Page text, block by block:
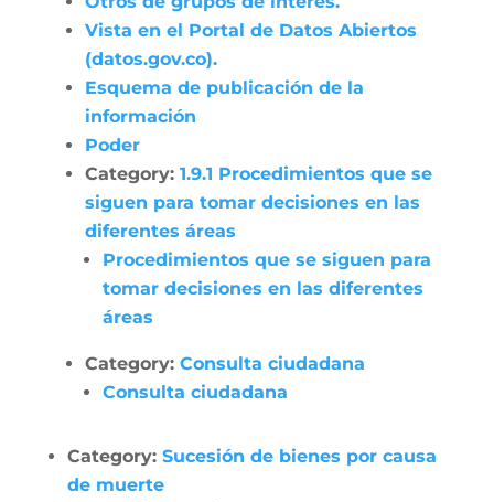
Vista en el Portal de Datos Abiertos
(datos.gov.co).
Esquema de publicación de la
información
Poder
Category: 1.9.1 Procedimientos que se
siguen para tomar decisiones en las
diferentes áreas
Procedimientos que se siguen para
tomar decisiones en las diferentes
áreas
Category: Consulta ciudadana
Consulta ciudadana
Category: Sucesión de bienes por causa
de muerte